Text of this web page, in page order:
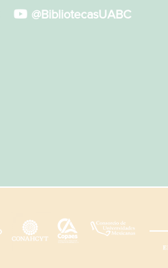
@BibliotecasUABC